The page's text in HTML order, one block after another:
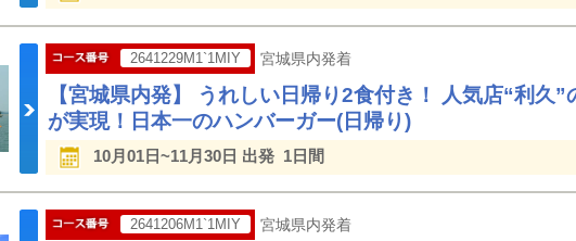
2641229M1`1MIY 宮城県内発着
【宮城県内発】 うれしい日帰り2食付き！ 人気店“利久
が実現！日本一のハンバーガー(日帰り)
10月01日~11月30日 出発 1日間
2641206M1`1MIY 宮城県内発着